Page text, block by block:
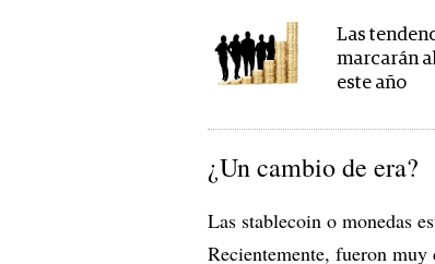
Las
marcarán
este año
¿Un cambio de era?
Las stablecoin o monedas
Recientemente, fueron muy